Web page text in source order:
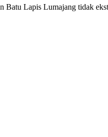
Lapis Lumajang tidak